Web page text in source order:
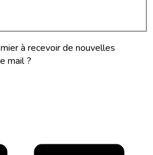
à recevoir de nouvelles
mail ?